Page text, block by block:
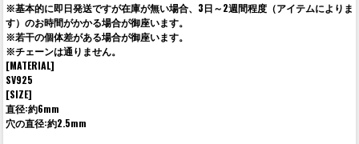
※基本的に即日発送ですが在庫が無い場合、3日～2週間程度（アイテムによりま
す）のお時間がかかる場合が御座います。
※若干の個体差がある場合が御座います。
※チェーンは通りません。
[MATERIAL]
SV925
[SIZE]
直径:約6mm
穴の直径:約2.5mm